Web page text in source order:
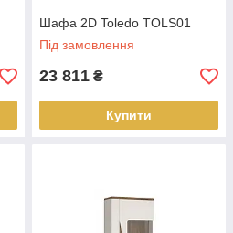
Шафа 2D Toledo TOLS01
Під замовлення
23 811 ₴
Купити